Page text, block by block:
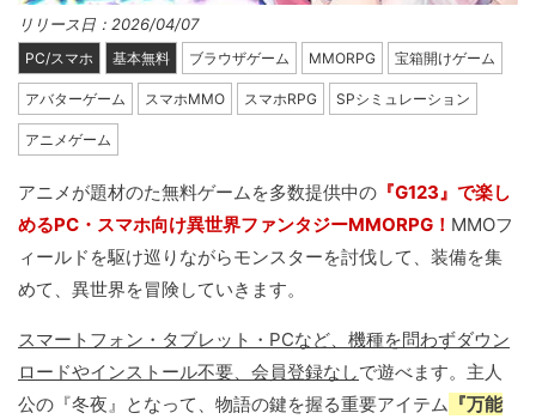
リリース日：2026/04/07
PC/スマホ 基本無料 ブラウザゲーム MMORPG 宝箱開けゲーム
アバターゲーム スマホMMO スマホRPG SPシミュレーション
アニメゲーム
アニメが題材のた無料ゲームを多数提供中の 『G123』で楽し
めるPC・スマホ向け異世界ファンタジーMMORPG！ MMOフ
ィールドを駆け巡りながらモンスターを討伐して、装備を集
めて、異世界を冒険していきます。
スマートフォン・タブレット・PCなど、機種を問わずダウン
ロードやインストール不要、会員登録なしで遊べます。主人
公の『冬夜』となって、物語の鍵を握る重要アイテム 『万能